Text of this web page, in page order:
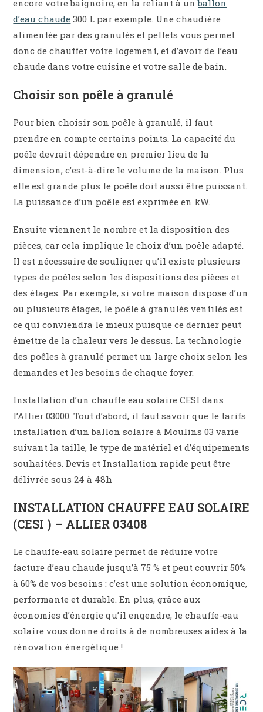
encore votre baignoire, en la reliant à unballon
d’eau chaude 300 L par exemple. Une chaudière
alimentée par des granulés et pellets vous permet
donc de chauffer votre logement, et d’avoir de l’eau
chaude dans votre cuisine et votre salle de bain.
Choisir son poêle à granulé
Pour bien choisir son poêle à granulé, il faut
prendre en compte certains points. La capacité du
poêle devrait dépendre en premier lieu de la
dimension, c’est-à-dire le volume de la maison. Plus
elle est grande plus le poêle doit aussi être puissant.
La puissance d’un poêle est exprimée en kW.
Ensuite viennent le nombre et la disposition des
pièces, car cela implique le choix d’un poêle adapté.
Il est nécessaire de souligner qu’il existe plusieurs
types de poêles selon les dispositions des pièces et
des étages. Par exemple, si votre maison dispose d’un
ou plusieurs étages, le poêle à granulés ventilés est
ce qui conviendra le mieux puisque ce dernier peut
émettre de la chaleur vers le dessus. La technologie
des poêles à granulé permet un large choix selon les
demandes et les besoins de chaque foyer.
Installation d’un chauffe eau solaire CESI dans
l’Allier 03000. Tout d’abord, il faut savoir que le tarifs
installation d’un ballon solaire à Moulins 03 varie
suivant la taille, le type de matériel et d’équipements
souhaitées. Devis et Installation rapide peut être
délivrée sous 24 à 48h
INSTALLATION CHAUFFE EAU SOLAIRE
(CESI ) – ALLIER 03408
Le chauffe-eau solaire permet de réduire votre
facture d’eau chaude jusqu’à 75 % et peut couvrir 50%
à 60% de vos besoins : c’est une solution économique,
performante et durable. En plus, grâce aux
économies d’énergie qu’il engendre, le chauffe-eau
solaire vous donne droits à de nombreuses aides à la
rénovation énergétique !